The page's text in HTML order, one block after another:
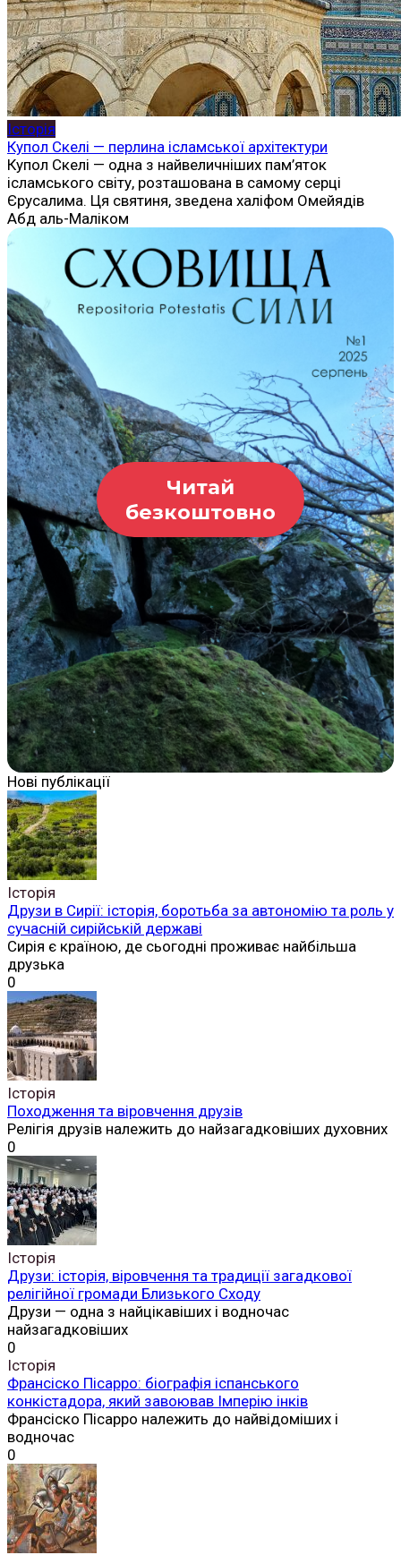
Історія
Купол Скелі — перлина ісламської архітектури
Купол Скелі — одна з найвеличніших пам’яток
ісламського світу, розташована в самому серці
Єрусалима. Ця святиня, зведена халіфом Омейядів
Абд аль-Маліком
Читай
безкоштовно
Нові публікації
Історія
Друзи в Сирії: історія, боротьба за автономію та роль у
сучасній сирійській державі
Сирія є країною, де сьогодні проживає найбільша
друзька
0
Історія
Походження та віровчення друзів
Релігія друзів належить до найзагадковіших духовних
0
Історія
Друзи: історія, віровчення та традиції загадкової
релігійної громади Близького Сходу
Друзи — одна з найцікавіших і водночас
найзагадковіших
0
Історія
Франсіско Пісарро: біографія іспанського
конкістадора, який завоював Імперію інків
Франсіско Пісарро належить до найвідоміших і
водночас
0